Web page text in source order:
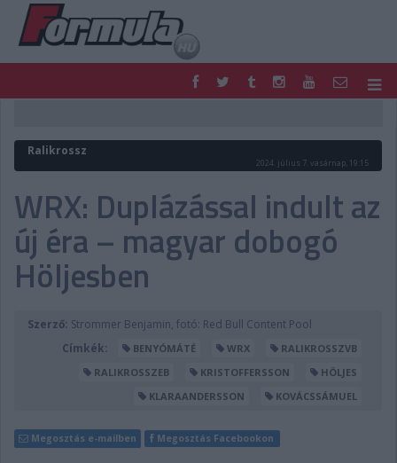
FORMULA
MOTOR
PODCAST
SHOP
LIVE
TIPPJÁTÉK
DIGITÁLIS MAGAZIN
PONTÁLLÁSOK
VERSENYNAPTÁRAK
Ralikrossz
2024. július 7. vasárnap, 19:15
WRX: Duplázással indult az
új éra – magyar dobogó
Höljesben
Szerző: Strommer Benjamin, fotó: Red Bull Content Pool
Címkék:
BENYÓMÁTÉ WRX
RALIKROSSZVB
RALIKROSSZEB
KRISTOFFERSSON
HÖLJES
KLARAANDERSSON
KOVÁCSSÁMUEL
Megosztás e-mailben Megosztás Facebookon